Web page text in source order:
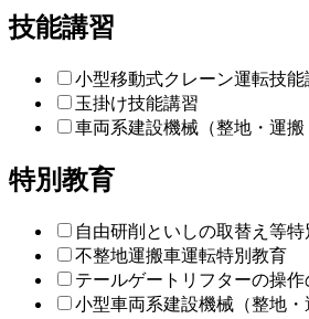
技能講習
小型移動式クレーン運転技能
玉掛け技能講習
車両系建設機械（整地・運
特別教育
自由研削といしの取替え等特
不整地運搬車運転特別教育
テールゲートリフターの操
小型車両系建設機械（整地